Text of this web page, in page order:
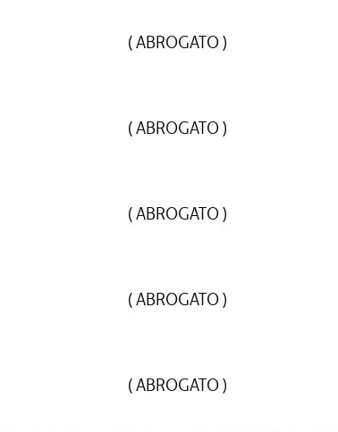
( ABROGATO )
( ABROGATO )
( ABROGATO )
( ABROGATO )
( ABROGATO )